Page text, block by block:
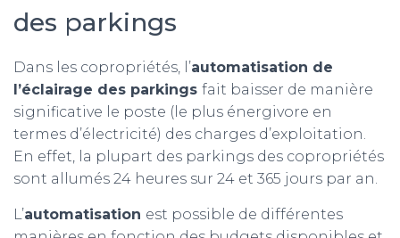
des parkings
Dans les copropriétés, l’automatisation de
l’éclairage des parkings fait baisser de manière
significative le poste (le plus énergivore en
termes d’électricité) des charges d’exploitation.
En effet, la plupart des parkings des copropriétés
sont allumés 24 heures sur 24 et 365 jours par an.
L’automatisation est possible de différentes